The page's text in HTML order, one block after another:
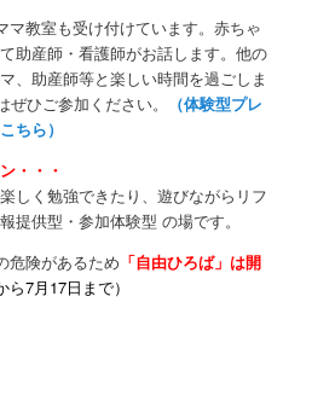
マ教室も受け付けています。赤ちゃ
助産師・看護師がお話します。他の
、助産師等と楽しい時間を過ごしま
ひご参加ください。
（体験型プレ
ちら）
・・・
しく勉強できたり、遊びながらリフ
提供型・参加体験型 の場です。
危険があるため 「自由ひろば」は開
ら7月17日まで）